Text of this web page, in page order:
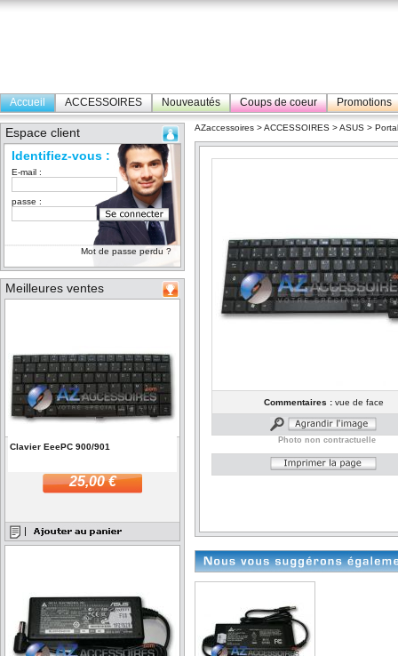
Accueil ACCESSOIRES Nouveautés Coups de coeur Promotions
Espace client
Identifiez-vous :
E-mail :
passe :
Mot de passe perdu ?
Meilleures ventes
Clavier EeePC 900/901
25,00 €
AZaccessoires >ACCESSOIRES >ASUS >
Commentaires :vue de face
Photo non contractuelle